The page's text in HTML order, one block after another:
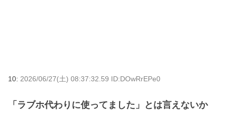
10: 2026/06/27(土) 08:37:32.59 ID:DOwRrEPe0
「ラブホ代わりに使ってました」とは言えないか